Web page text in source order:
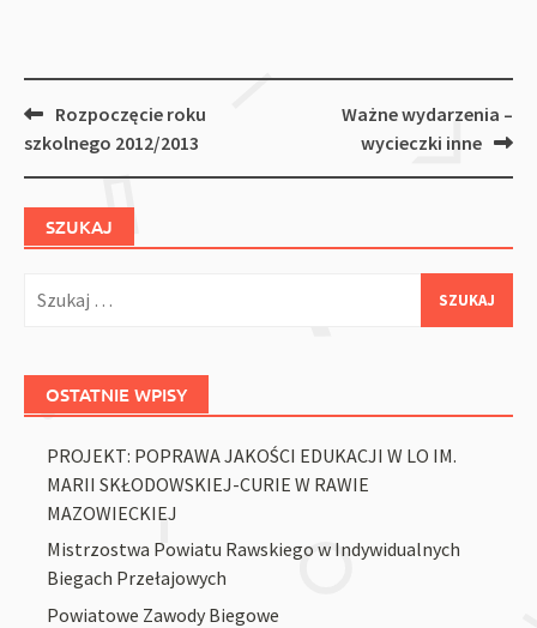
Post
navigation
Rozpoczęcie roku
szkolnego 2012/2013
Ważne wydarzenia –
wycieczki inne
SZUKAJ
OSTATNIE WPISY
PROJEKT: POPRAWA JAKOŚCI EDUKACJI W LO IM.
MARII SKŁODOWSKIEJ-CURIE W RAWIE
MAZOWIECKIEJ
Mistrzostwa Powiatu Rawskiego w Indywidualnych
Biegach Przełajowych
Powiatowe Zawody Biegowe